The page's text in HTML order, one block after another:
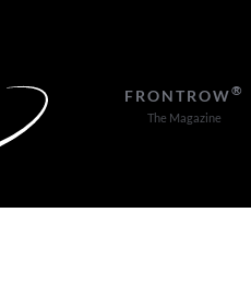
FRONTROW®
The Magazine